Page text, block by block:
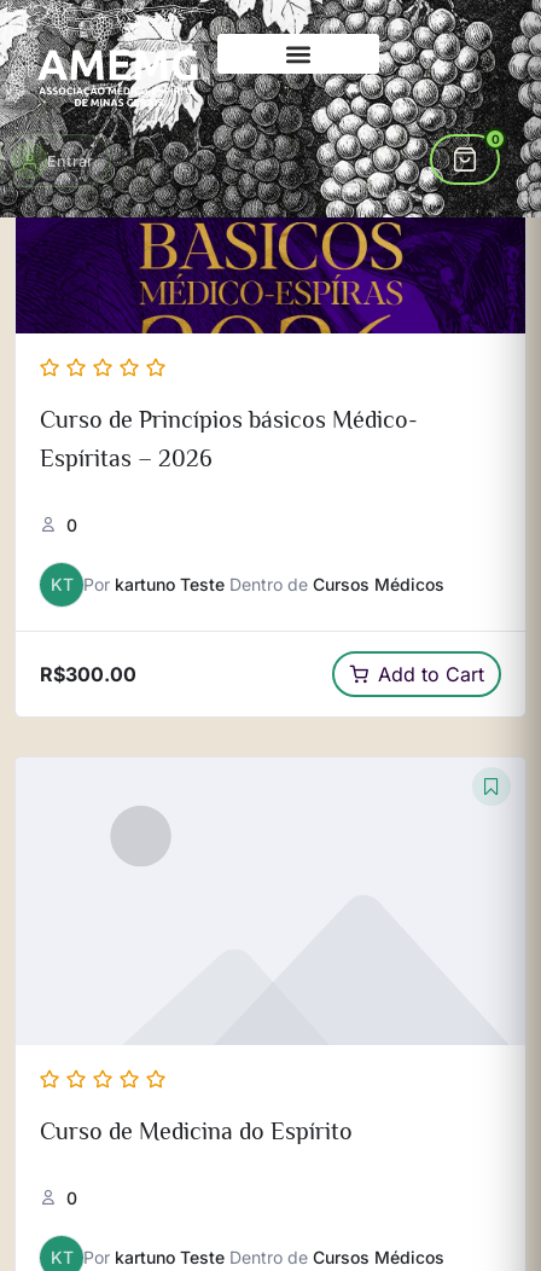
Entrar
0
Curso de Princípios básicos Médico-
Espíritas – 2026
0
KT Por kartuno Teste Dentro de Cursos Médicos
R$300.00 Add to Cart
Curso de Medicina do Espírito
0
KT Por kartuno Teste Dentro de Cursos Médicos